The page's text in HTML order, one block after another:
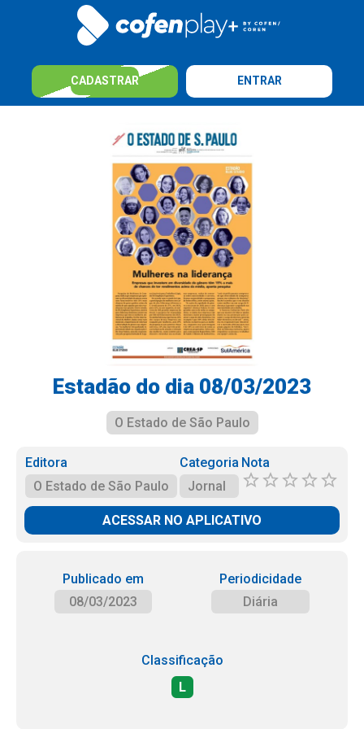
CADASTRAR ENTRAR
Estadão do dia 08/03/2023
O Estado de São Paulo
Editora
O Estado de São Paulo
Categoria
Jornal
Nota
ACESSAR NO APLICATIVO
Publicado em
08/03/2023
Periodicidade
Diária
Classificação
L